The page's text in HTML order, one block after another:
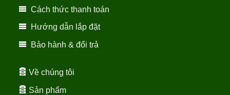
Cách thức thanh toán
Hướng dẫn lắp đặt
Bảo hành & đổi trả
Về chúng tôi
Sản phẩm